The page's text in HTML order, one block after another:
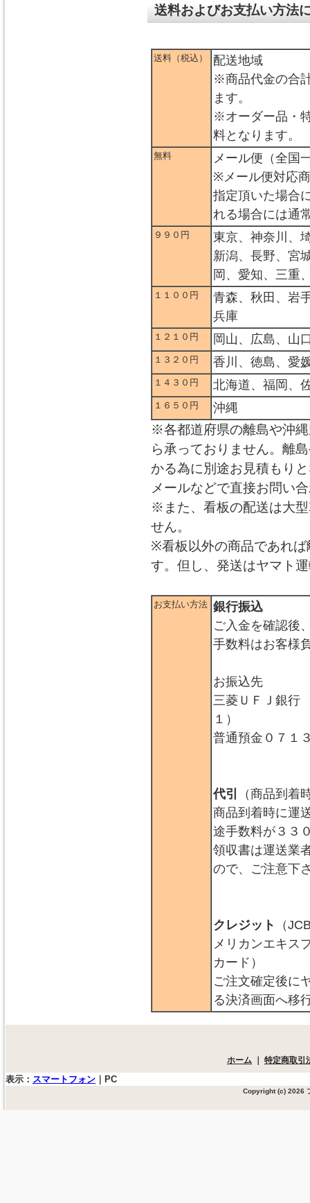
送料およびお支払い方法
送料（税込）
配送地域
※商品代金の合
ます。
※オーダー品・
料となります。
無料
メール便（全国
※メール便対応
指定頂いた場合
れる場合には通
９９０円
東京、神奈川、
新潟、長野、宮
岡、愛知、三重
１１００円
青森、秋田、岩
兵庫
１２１０円 岡山、広島、山
１３２０円 香川、徳島、愛
１４３０円 北海道、福岡、
１６５０円 沖縄
※各都道府県の離島や沖
ら承っておりません。離
かる為に別途お見積もり
メールなどで直接お問い
※また、看板の配送は大
せん。
※看板以外の商品であれ
す。但し、発送はヤマト
お支払い方法 銀行振込
ご入金を確認後
手数料はお客様
お振込先
三菱ＵＦＪ銀行
１）
普通預金０７１
代引
（商品到着
商品到着時に運
途手数料が３３
領収書は運送業
ので、ご注意下
クレジット
（
メリカンエキス
カード）
ご注文確定後に
る決済画面へ移
ホーム ｜ 特定商取引
表示： スマートフォン PC
Copyright (c) 2026